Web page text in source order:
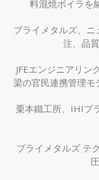
料混焼ボイラを
プライメタルズ、
注、品
JFEエンジニアリン
梁の官民連携管理モ
栗本鐵工所、IHIプ
プライメタルズ テ